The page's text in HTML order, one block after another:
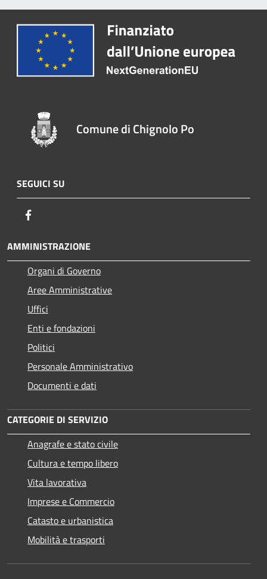
Comune di Chignolo Po
SEGUICI SU
AMMINISTRAZIONE
Organi di Governo
Aree Amministrative
Uffici
Enti e fondazioni
Politici
Personale Amministrativo
Documenti e dati
CATEGORIE DI SERVIZIO
Anagrafe e stato civile
Cultura e tempo libero
Vita lavorativa
Imprese e Commercio
Catasto e urbanistica
Mobilità e trasporti